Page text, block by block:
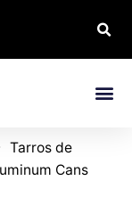
Tarros de
Cans